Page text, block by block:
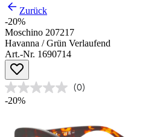
Zurück
-20%
Moschino 207217
Havanna / Grün Verlaufend
Art.-Nr. 1690714
(0)
-20%